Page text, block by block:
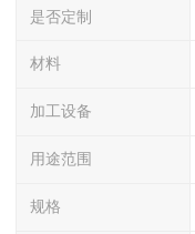
是否定制
材料
加工设备
用途范围
规格